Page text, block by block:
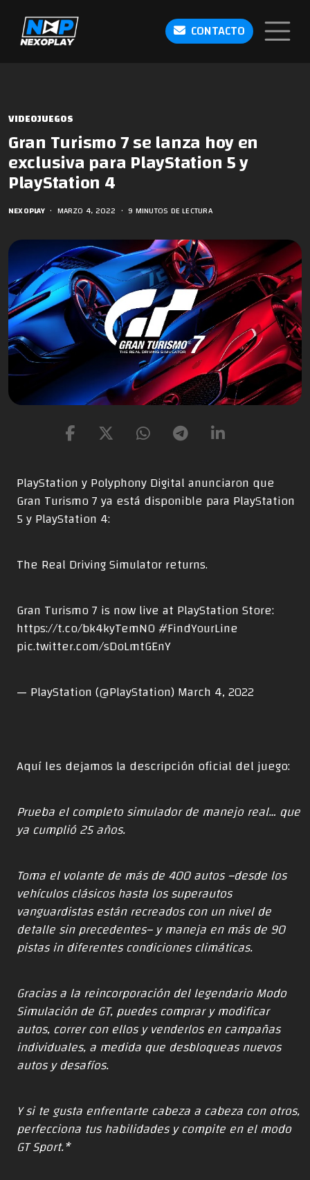
CONTACTO
VIDEOJUEGOS
Gran Turismo 7 se lanza hoy en
exclusiva para PlayStation 5 y
PlayStation 4
NEXOPLAY • MARZO 4, 2022 • 9 MINUTOS DE LECTURA
PlayStation y Polyphony Digital anunciaron que
Gran Turismo 7 ya está disponible para PlayStation
5 y PlayStation 4:
The Real Driving Simulator returns.
Gran Turismo 7 is now live at PlayStation Store:
https://t.co/bk4kyTemNO#FindYourLine
pic.twitter.com/sDoLmtGEnY
— PlayStation (@PlayStation)March 4, 2022
Aquí les dejamos la descripción oficial del juego:
Prueba el completo simulador de manejo real… que
ya cumplió 25 años.
Toma el volante de más de 400 autos –desde los
vehículos clásicos hasta los superautos
vanguardistas están recreados con un nivel de
detalle sin precedentes– y maneja en más de 90
pistas in diferentes condiciones climáticas.
Gracias a la reincorporación del legendario Modo
Simulación de GT, puedes comprar y modificar
autos, correr con ellos y venderlos en campañas
individuales, a medida que desbloqueas nuevos
autos y desafíos.
Y si te gusta enfrentarte cabeza a cabeza con otros,
perfecciona tus habilidades y compite en el modo
GT Sport.*